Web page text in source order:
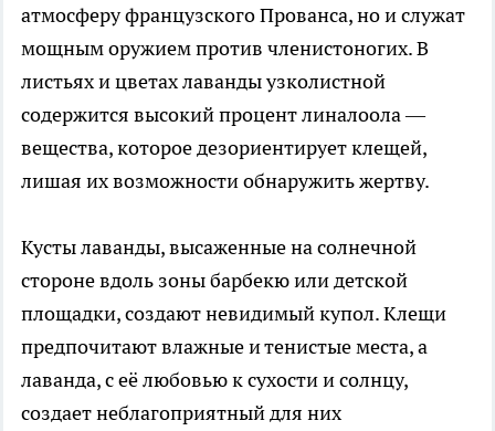
атмосферу французского Прованса, но и служат
мощным оружием против членистоногих. В
листьях и цветах лаванды узколистной
содержится высокий процент линалоола —
вещества, которое дезориентирует клещей,
лишая их возможности обнаружить жертву.
Кусты лаванды, высаженные на солнечной
стороне вдоль зоны барбекю или детской
площадки, создают невидимый купол. Клещи
предпочитают влажные и тенистые места, а
лаванда, с её любовью к сухости и солнцу,
создает неблагоприятный для них